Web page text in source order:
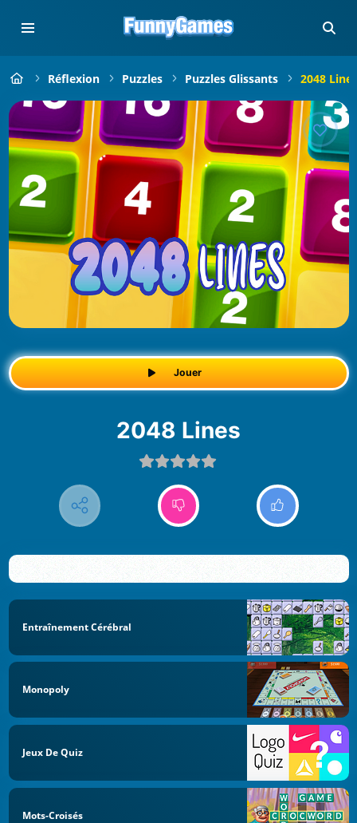
Réflexion Puzzles Puzzles Glissants 2048 Lines
Jouer
2048 Lines
Entraînement Cérébral
Monopoly
Jeux De Quiz
Mots-Croisés